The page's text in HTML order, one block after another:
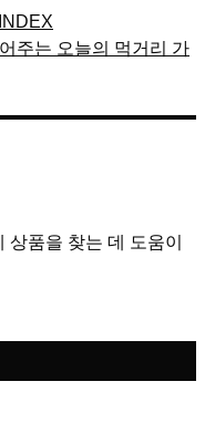
주는 오늘의 먹거리 가
품을 찾는 데 도움이